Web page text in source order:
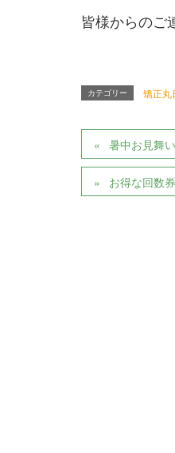
皆様からのご
カテゴリー 矯正丸
暑中お見舞
お得な回数